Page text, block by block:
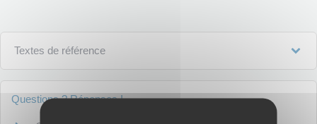
Textes de référence
Questions ? Réponses !